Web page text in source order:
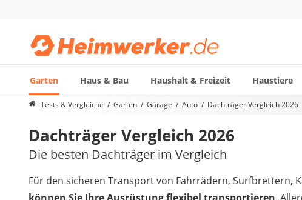
Garten Haus & Bau Haushalt & Freizeit Haustiere
Die beliebtesten Vergleiche nach Kategorie
Akku-Laubsauger
Faltpavillon
Motorhacke
Schlauchtrommel
Solar-Lichterkette außen
Tests & Vergleiche Garten Garage Auto Dachträger Vergleich 2026
Dachträger Vergleich 2026
Die besten Dachträger im Vergleich
Für den sicheren Transport von Fahrrädern, Surfbrettern,